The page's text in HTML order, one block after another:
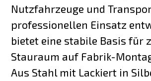
Nutzfahrzeuge und
professionellen Einsatz
bietet eine stabile Basis für
Stauraum auf Fabrik-
Aus Stahl mit Lackiert in